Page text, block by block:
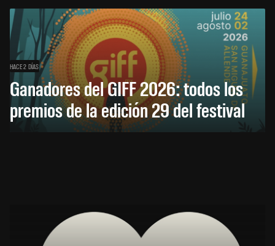
HACE 2 DÍAS
Ganadores del GIFF 2026: todos los
premios de la edición 29 del festival